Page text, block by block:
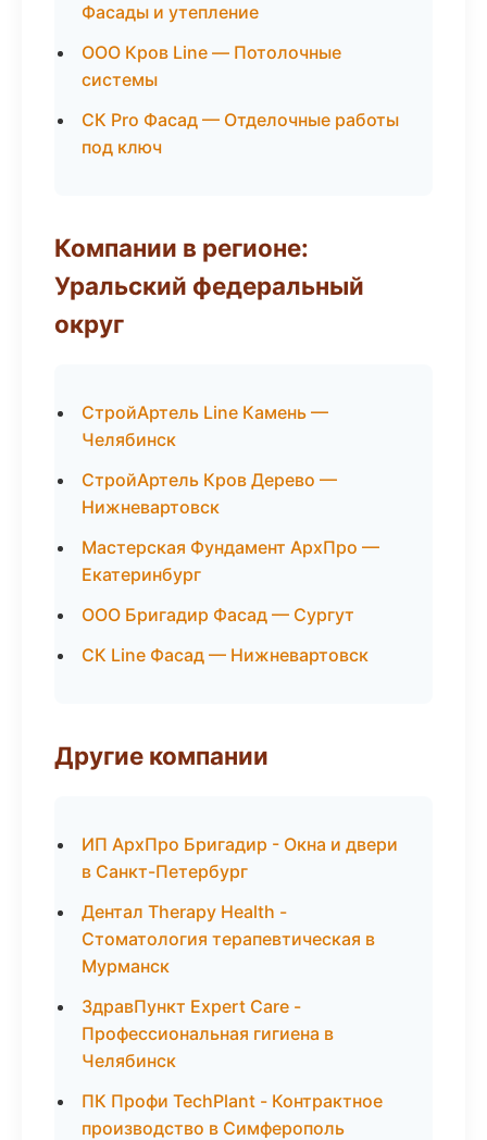
Фасады и утепление
ООО Кров Line — Потолочные
системы
СК Pro Фасад — Отделочные работы
под ключ
Компании в регионе:
Уральский федеральный
округ
СтройАртель Line Камень —
Челябинск
СтройАртель Кров Дерево —
Нижневартовск
Мастерская Фундамент АрхПро —
Екатеринбург
ООО Бригадир Фасад — Сургут
СК Line Фасад — Нижневартовск
Другие компании
ИП АрхПро Бригадир - Окна и двери
в Санкт-Петербург
Дентал Therapy Health -
Стоматология терапевтическая в
Мурманск
ЗдравПункт Expert Care -
Профессиональная гигиена в
Челябинск
ПК Профи TechPlant - Контрактное
производство в Симферополь